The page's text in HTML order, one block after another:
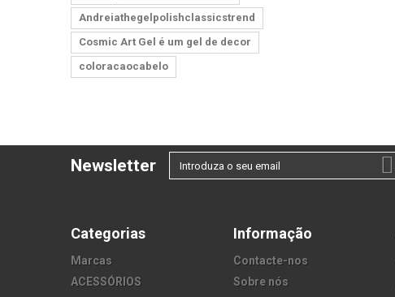
Andreiathegelpolishclassicstrend
Cosmic Art Gel é um gel de decor
coloracaocabelo
Newsletter
Categorias
Marcas
ACESSÓRIOS
Informação
Contacte-nos
Sobre nós